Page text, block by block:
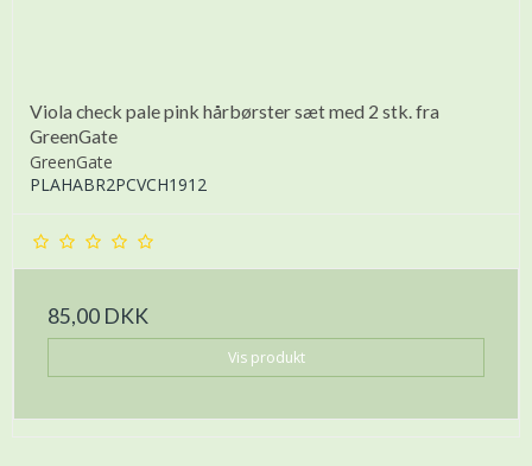
Viola check pale pink hårbørster sæt med 2 stk. fra
GreenGate
GreenGate
PLAHABR2PCVCH1912
85,00 DKK
Vis produkt